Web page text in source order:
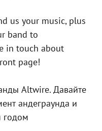
us your music, plus
band to
in touch about
page!
Altwire. Давайте
андеграунда и
годом